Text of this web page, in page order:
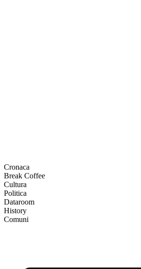
Cronaca
Break Coffee
Cultura
Politica
Dataroom
History
Comuni